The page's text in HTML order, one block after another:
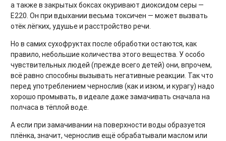
а также в закрытых боксах окуривают диоксидом серы —
Е220. Он при вдыхании весьма токсичен — может вызвать
отёк лёгких, удушье и расстройство речи.
Но в самих сухофруктах после обработки остаются, как
правило, небольшие количества этого вещества. У особо
чувствительных людей (прежде всего детей) они, впрочем,
всё равно способны вызывать негативные реакции. Так что
перед употреблением чернослив (как и изюм, и курагу) надо
хорошо промывать, в идеале даже замачивать сначала на
полчаса в тёплой воде.
А если при замачивании на поверхности воды образуется
плёнка, значит, чернослив ещё обрабатывали маслом или